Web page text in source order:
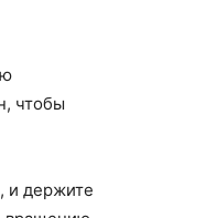
чтобы
и держите